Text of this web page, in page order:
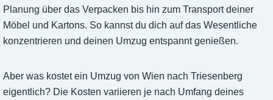
Planung über das Verpacken bis hin zum Transport deiner
Möbel und Kartons. So kannst du dich auf das Wesentliche
konzentrieren und deinen Umzug entspannt genießen.
Aber was kostet ein Umzug von Wien nach Triesenberg
eigentlich? Die Kosten variieren je nach Umfang deines